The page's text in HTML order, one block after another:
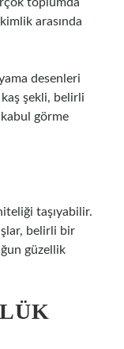
kimlik arasında
desenleri
şekli, belirli
görme
taşıyabilir.
belirli bir
güzellik